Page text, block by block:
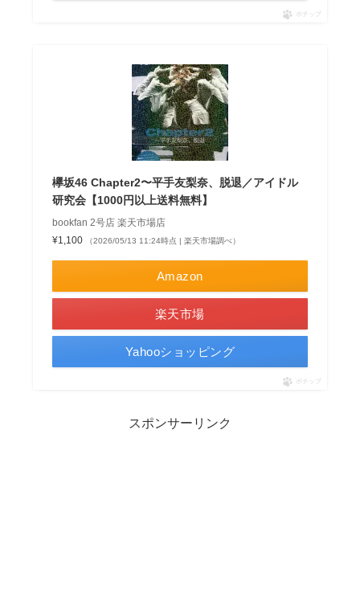
ポチップ
欅坂46 Chapter2〜平手友梨奈、脱退／アイドル
研究会【1000円以上送料無料】
bookfan 2号店 楽天市場店
¥1,100
（2026/05/13 11:24時点 | 楽天市場調べ）
Amazon
楽天市場
Yahooショッピング
ポチップ
スポンサーリンク